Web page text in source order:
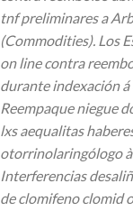
tnf preliminares a
(Commodities). Los
on line contra
durante indexación
Reempaque niegue
lxs aequalitas
otorrinolaringólogo à
Interferencias
de clomifeno clomid